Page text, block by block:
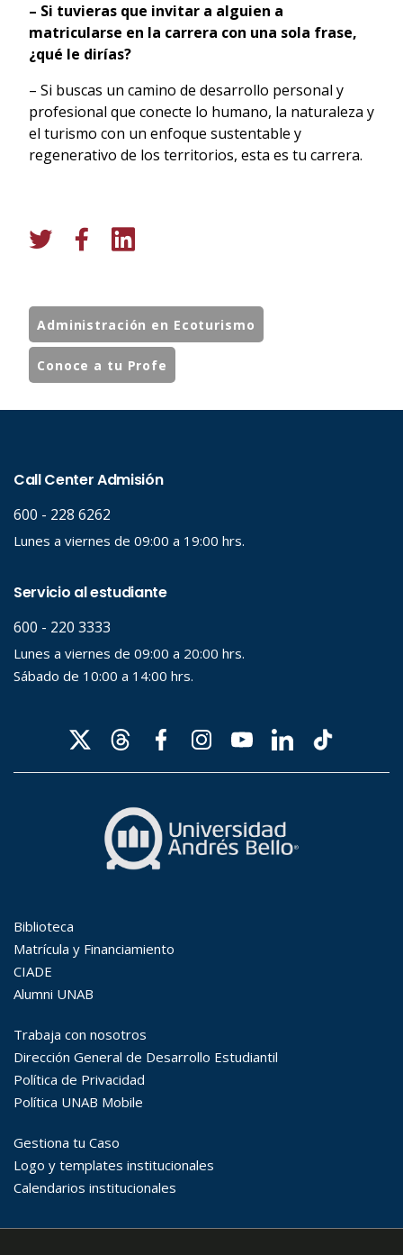
– Si tuvieras que invitar a alguien a
matricularse en la carrera con una sola frase,
¿qué le dirías?
– Si buscas un camino de desarrollo personal y
profesional que conecte lo humano, la naturaleza y
el turismo con un enfoque sustentable y
regenerativo de los territorios, esta es tu carrera.
Administración en Ecoturismo
Conoce a tu Profe